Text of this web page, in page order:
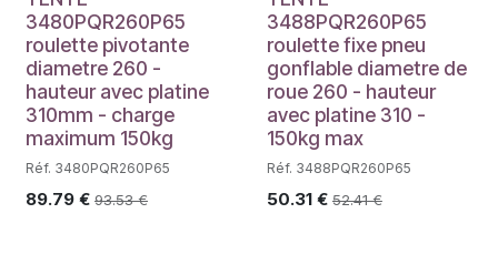
3480PQR260P65
roulette pivotante
diametre 260 -
hauteur avec platine
310mm - charge
maximum 150kg
Réf. 3480PQR260P65
89.79 € 93.53€
3488PQR260P65
roulette fixe pneu
gonflable diametre de
roue 260 - hauteur
avec platine 310 -
150kg max
Réf. 3488PQR260P65
50.31€ 52.41€